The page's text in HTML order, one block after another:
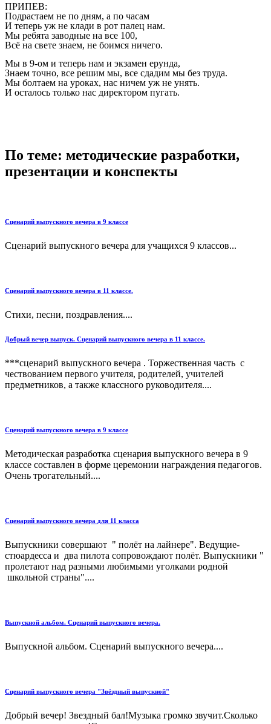
ПРИПЕВ:
Подрастаем не по дням, а по часам
И теперь уж не клади в рот палец нам.
Мы ребята заводные на все 100,
Всё на свете знаем, не боимся ничего.
Мы в 9-ом и теперь нам и экзамен ерунда,
Знаем точно, все решим мы, все сдадим мы без труда.
Мы болтаем на уроках, нас ничем уж не унять.
И осталось только нас директором пугать.
По теме: методические разработки,
презентации и конспекты
Сценарий выпускного вечера в 9 классе
Сценарий выпускного вечера для учащихся 9 классов...
Сценарий выпускного вечера в 11 классе.
Стихи, песни, поздравления....
Добрый вечер выпуск. Сценарий выпускного вечера в 11 классе.
***сценарий выпускного вечера . Торжественная часть с
чествованием первого учителя, родителей, учителей
предметников, а также классного руководителя....
Сценарий выпускного вечера в 9 классе
Методическая разработка сценария выпускного вечера в 9
классе составлен в форме церемонии награждения педагогов.
Очень трогательный....
Сценарий выпускного вечера для 11 класса
Выпускники совершают " полёт на лайнере". Ведущие-
стюардесса и два пилота сопровождают полёт. Выпускники "
пролетают над разными любимыми уголками родной
школьной страны"....
Выпускной альбом. Сценарий выпускного вечера.
Выпускной альбом. Сценарий выпускного вечера....
Сценарий выпускного вечера "Звёздный выпускной"
Добрый вечер! Звездный бал!Музыка громко звучит.Сколько